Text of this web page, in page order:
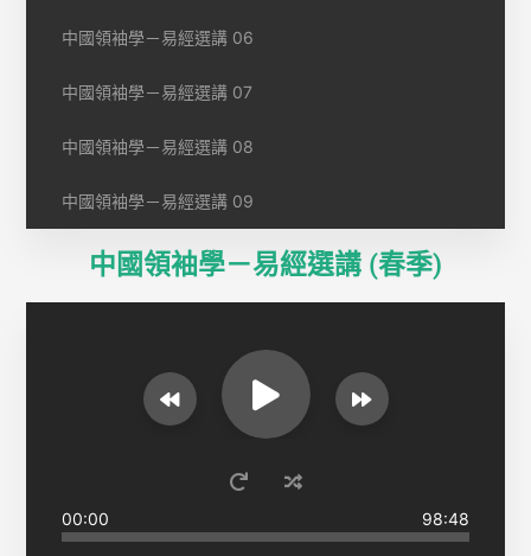
中國領袖學－易經選講 06
中國領袖學－易經選講 07
中國領袖學－易經選講 08
中國領袖學－易經選講 09
中國領袖學－易經選講 (春季)
00:00 98:48